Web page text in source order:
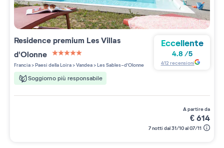
Residence premium Les Villas
d'Olonne
5 étoiles sur 5
Francia>Paesi della Loira>Vandea>Les Sables-d'Olonne
Soggiorno più responsabile
Eccellente
4.8 /5
412 recensioni
a partire da
€614
7 notti dal 31/10 al 07/11